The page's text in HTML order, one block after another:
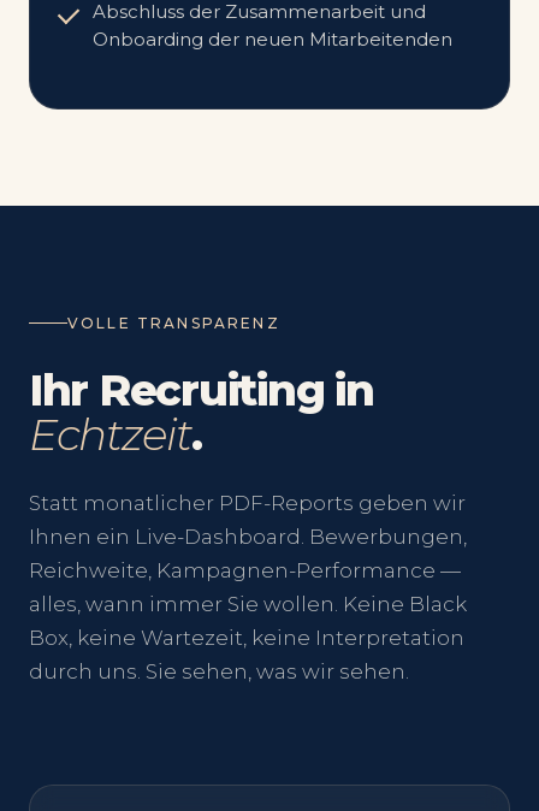
Abschluss der Zusammenarbeit und
Onboarding der neuen Mitarbeitenden
VOLLE TRANSPARENZ
Ihr Recruiting in
Echtzeit.
Statt monatlicher PDF-Reports geben wir
Ihnen ein Live-Dashboard. Bewerbungen,
Reichweite, Kampagnen-Performance —
alles, wann immer Sie wollen. Keine Black
Box, keine Wartezeit, keine Interpretation
durch uns. Sie sehen, was wir sehen.